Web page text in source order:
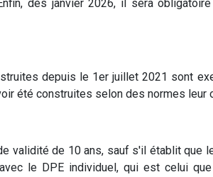
dès janvier 2026, il sera
depuis le 1er juillet 2021 sont
été construites selon des normes leur
validité de 10 ans, sauf s'il établit que
le DPE individuel, qui est celui